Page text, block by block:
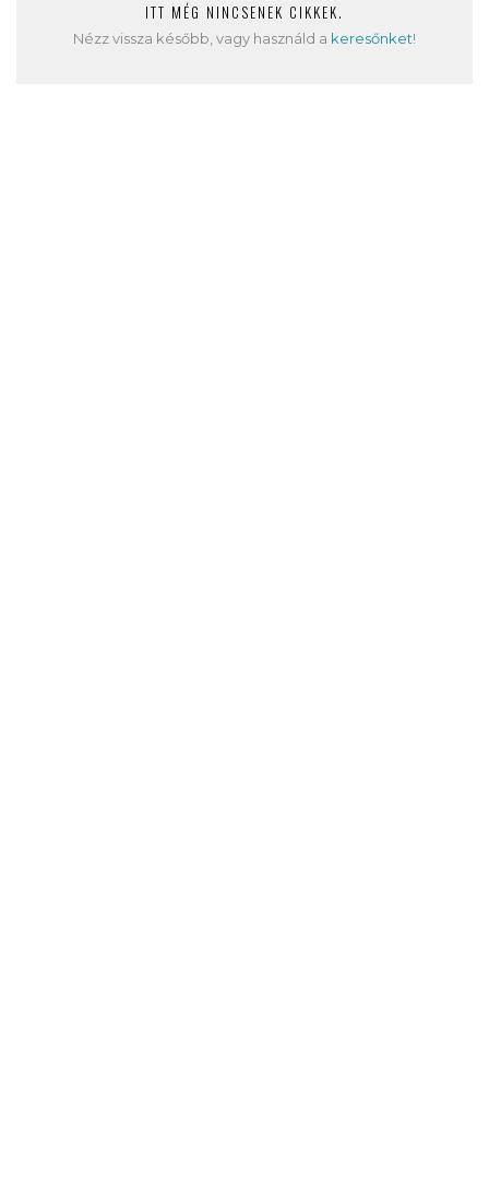
ITT MÉG NINCSENEK CIKKEK.
Nézz vissza később, vagy használd a keresőnket!